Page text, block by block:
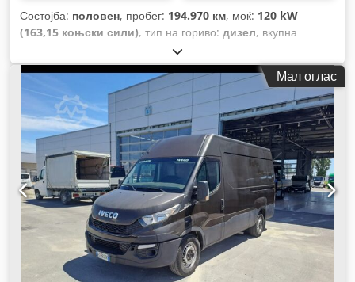
Состојба: половен, пробег: 194.970 км, моќ: 120 kW
(163,15 коњски сили), тип на гориво: дизел, вкупна
, максимална носивост на товар:
прва регистрација:04/2017, емисиона класа:Еуро 6,
Мал оглас